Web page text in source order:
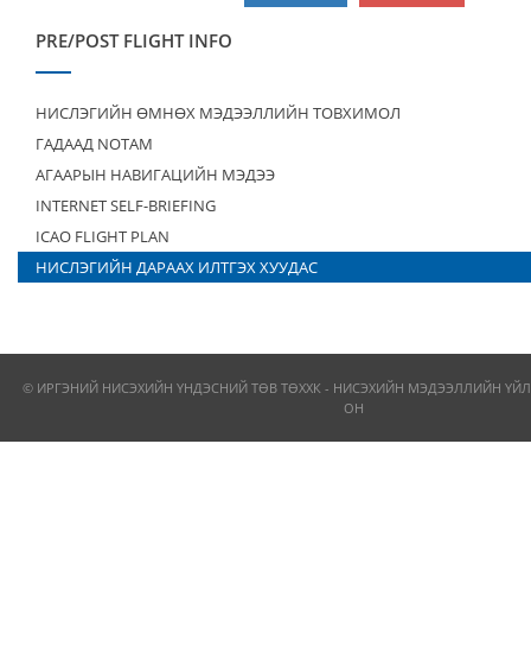
PRE/POST FLIGHT INFO
НИСЛЭГИЙН ӨМНӨХ МЭДЭЭЛЛИЙН ТОВХИМОЛ
ГАДААД NOTAM
АГААРЫН НАВИГАЦИЙН МЭДЭЭ
INTERNET SELF-BRIEFING
ICAO FLIGHT PLAN
НИСЛЭГИЙН ДАРААХ ИЛТГЭХ ХУУДАС
© ИРГЭНИЙ НИСЭХИЙН ҮНДЭСНИЙ ТӨВ ТӨХХК - НИСЭХИЙН МЭДЭЭЛЛИЙН
ОН